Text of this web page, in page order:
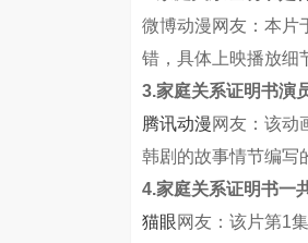
微博动漫网友：本片
错，具体上映播放细
3.家庭关系证明书演
腾讯动漫网友：该动
韩剧的故事情节编写
4.家庭关系证明书一
猫眼网友：该片第1集